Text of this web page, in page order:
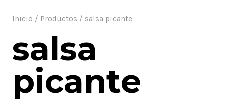
Inicio / Productos / salsa picante
salsa
picante